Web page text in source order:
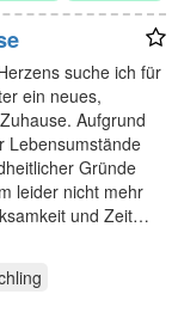
suche ich für
ein neues,
Aufgrund
Lebensumstände
Gründe
leider nicht mehr
und Zeit…